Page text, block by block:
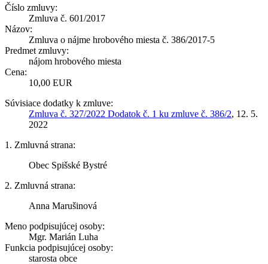
Číslo zmluvy:
Zmluva č. 601/2017
Názov:
Zmluva o nájme hrobového miesta č. 386/2017-5
Predmet zmluvy:
nájom hrobového miesta
Cena:
10,00 EUR
Súvisiace dodatky k zmluve:
Zmluva č. 327/2022 Dodatok č. 1 ku zmluve č. 386/2, 12. 5.
2022
1. Zmluvná strana:
Obec Spišské Bystré
2. Zmluvná strana:
Anna Marušinová
Meno podpisujúcej osoby:
Mgr. Marián Luha
Funkcia podpisujúcej osoby:
starosta obce